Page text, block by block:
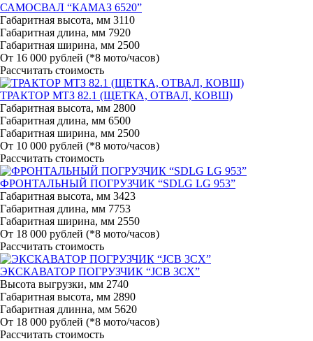
САМОСВАЛ “КАМАЗ 6520”
Габаритная высота, мм 3110
Габаритная длина, мм 7920
Габаритная ширина, мм 2500
От 16 000 рублей (*8 мото/часов)
Рассчитать стоимость
ТРАКТОР МТЗ 82.1 (ЩЕТКА, ОТВАЛ, КОВШ)
Габаритная высота, мм 2800
Габаритная длина, мм 6500
Габаритная ширина, мм 2500
От 10 000 рублей (*8 мото/часов)
Рассчитать стоимость
ФРОНТАЛЬНЫЙ ПОГРУЗЧИК “SDLG LG 953”
Габаритная высота, мм 3423
Габаритная длина, мм 7753
Габаритная ширина, мм 2550
От 18 000 рублей (*8 мото/часов)
Рассчитать стоимость
ЭКСКАВАТОР ПОГРУЗЧИК “JCB 3CX”
Высота выгрузки, мм 2740
Габаритная высота, мм 2890
Габаритная длинна, мм 5620
От 18 000 рублей (*8 мото/часов)
Рассчитать стоимость